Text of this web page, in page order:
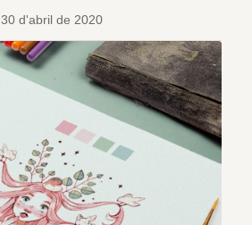
30 d'abril de 2020